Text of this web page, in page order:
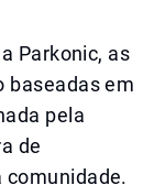
Parkonic, as
baseadas em
pela
de
comunidade.